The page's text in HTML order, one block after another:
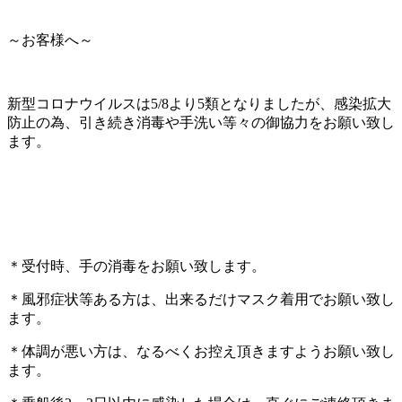
～お客様へ～
新型コロナウイルスは5/8より5類となりましたが、感染拡大
防止の為、引き続き消毒や手洗い等々の御協力をお願い致し
ます。
＊受付時、手の消毒をお願い致します。
＊風邪症状等ある方は、出来るだけマスク着用でお願い致し
ます。
＊体調が悪い方は、なるべくお控え頂きますようお願い致し
ます。